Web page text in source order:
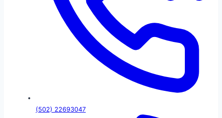
(502) 22693047